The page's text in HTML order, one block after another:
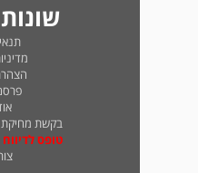
בקשת מחיקת
טופס